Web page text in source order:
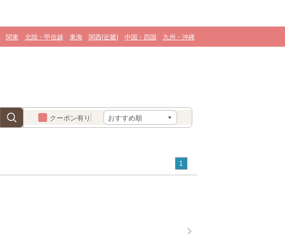
関東 北陸・甲信越 東海 関西(近畿) 中国・四国 九州・沖縄
クーポン有り
1